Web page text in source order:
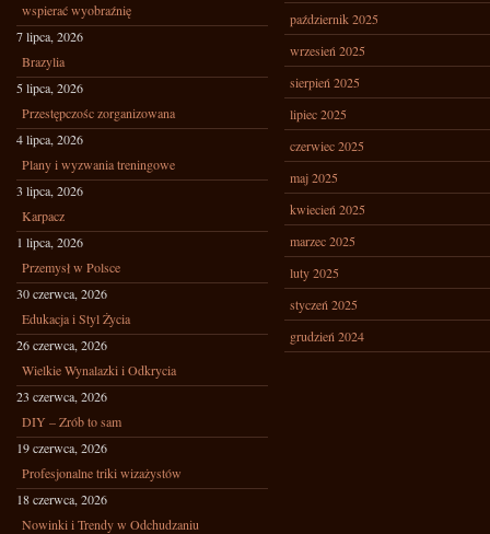
wspierać wyobraźnię
7 lipca, 2026
Brazylia
5 lipca, 2026
Przestępczośc zorganizowana
4 lipca, 2026
Plany i wyzwania treningowe
3 lipca, 2026
Karpacz
1 lipca, 2026
Przemysł w Polsce
30 czerwca, 2026
Edukacja i Styl Życia
26 czerwca, 2026
Wielkie Wynalazki i Odkrycia
23 czerwca, 2026
DIY – Zrób to sam
19 czerwca, 2026
Profesjonalne triki wizażystów
18 czerwca, 2026
Nowinki i Trendy w Odchudzaniu
październik 2025
wrzesień 2025
sierpień 2025
lipiec 2025
czerwiec 2025
maj 2025
kwiecień 2025
marzec 2025
luty 2025
styczeń 2025
grudzień 2024